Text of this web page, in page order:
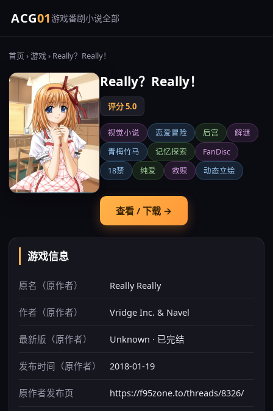
ACG01游戏番剧小说全部
首页 ›游戏› Really？Really！
Really？Really！
评分 5.0
视觉小说 恋爱冒险 后宫
解谜
青梅竹马
记忆探索
FanDisc
18禁
纯爱 救赎 动态立绘
查看 / 下载 →
游戏信息
原名（原作者） Really Really
作者（原作者） Vridge Inc. & Navel
最新版（原作者） Unknown · 已完结
发布时间（原作者） 2018-01-19
原作者发布页 https://f95zone.to/threads/8326/